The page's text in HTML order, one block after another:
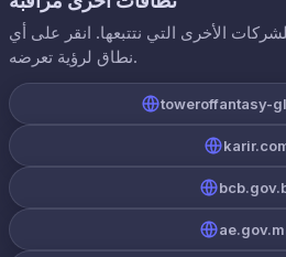
الأخرى التي نتتبعها. انقر على أي
نطاق لرؤية تعرضه.
toweroffantasy-